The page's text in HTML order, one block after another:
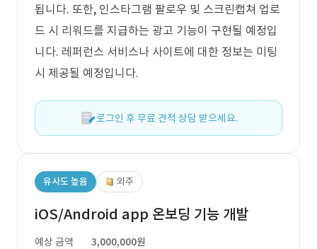
됩니다. 또한, 인스타그램 팔로우 및 스크린캡쳐 업로
드 시 리워드를 지급하는 광고 기능이 구현될 예정입
니다. 레퍼런스 서비스나 사이트에 대한 정보는 미팅
시 제공될 예정입니다.
로그인 후 무료 견적 상담 받으세요.
유사도 높음 외주
iOS/Android app 온보딩 기능 개발
예상 금액
3,000,000원